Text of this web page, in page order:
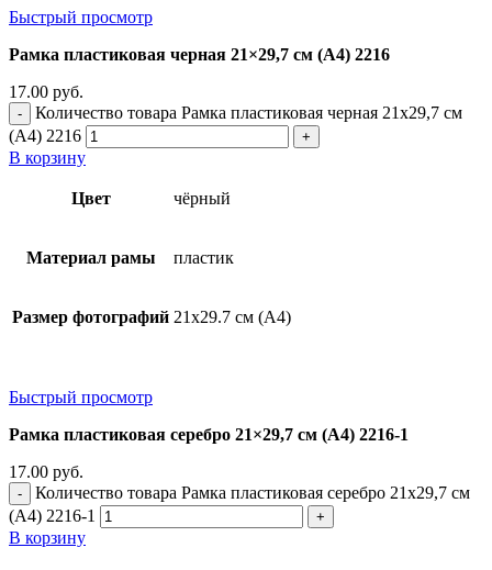
Быстрый просмотр
Рамка пластиковая черная 21×29,7 см (А4) 2216
17.00 руб.
Количество товара Рамка пластиковая черная 21x29,7 см
(А4) 2216
В корзину
Цвет чёрный
Материал рамы пластик
Размер фотографий 21х29.7 см (А4)
Быстрый просмотр
Рамка пластиковая серебро 21×29,7 см (А4) 2216-1
17.00 руб.
Количество товара Рамка пластиковая серебро 21x29,7 см
(А4) 2216-1
В корзину